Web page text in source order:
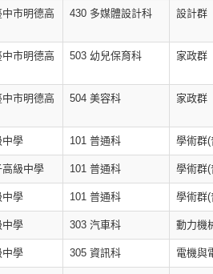
市明德高
430 多媒體設計科 設計群
市明德高
503 幼兒保育科 家政群
市明德高
504 美容科 家政群
中學 101 普通科 學術群
高級中學 101 普通科 學術群
中學 101 普通科 學術群
中學 303 汽車科 動力機
中學 305 資訊科 電機與